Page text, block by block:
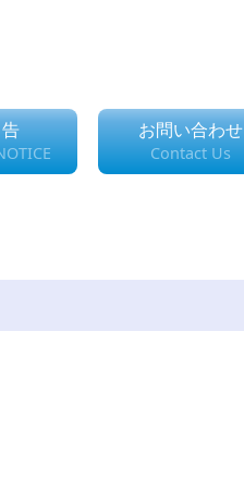
お問い合わせ
Contact Us